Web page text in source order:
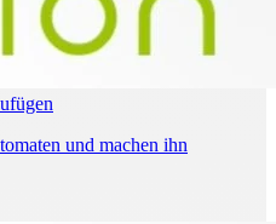
und machen ihn